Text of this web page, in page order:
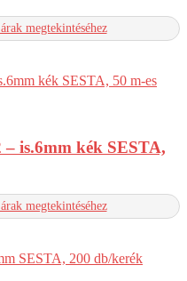
megtekintéséhez
is.6mm kék SESTA,
megtekintéséhez